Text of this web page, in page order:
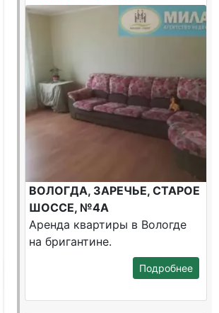
ВОЛОГДА, ЗАРЕЧЬЕ, СТАРОЕ
ШОССЕ, №4А
Аренда квартиры в Вологде
на бригантине.
Подробнее